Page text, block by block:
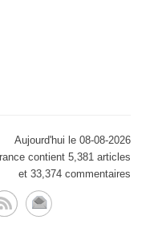
Aujourd'hui le 08-08-2026
contient 5,381 articles
et 33,374 commentaires